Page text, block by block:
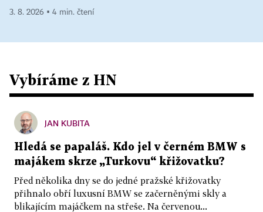
3. 8. 2026 ▪ 4 min. čtení
Vybíráme z HN
JAN KUBITA
Hledá se papaláš. Kdo jel v černém BMW s
majákem skrze „Turkovu“ křižovatku?
Před několika dny se do jedné pražské křižovatky
přihnalo obří luxusní BMW se začerněnými skly a
blikajícím majáčkem na střeše. Na červenou...